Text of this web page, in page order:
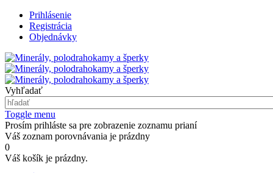
Prihlásenie
Registrácia
Objednávky
Vyhľadať
Toggle menu
Prosím prihláste sa pre zobrazenie zoznamu prianí
Váš zoznam porovnávania je prázdny
0
Váš košík je prázdny.